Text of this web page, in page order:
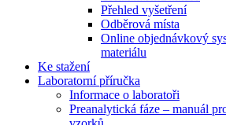
Přehled vyšetření
Odběrová místa
Online objednávkový
materiálu
Ke stažení
Laboratorní příručka
Informace o laboratoři
Preanalytická fáze – manuál